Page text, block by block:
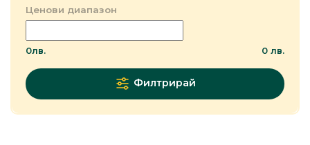
Ценови диапазон
0лв. 0 лв.
Филтрирай